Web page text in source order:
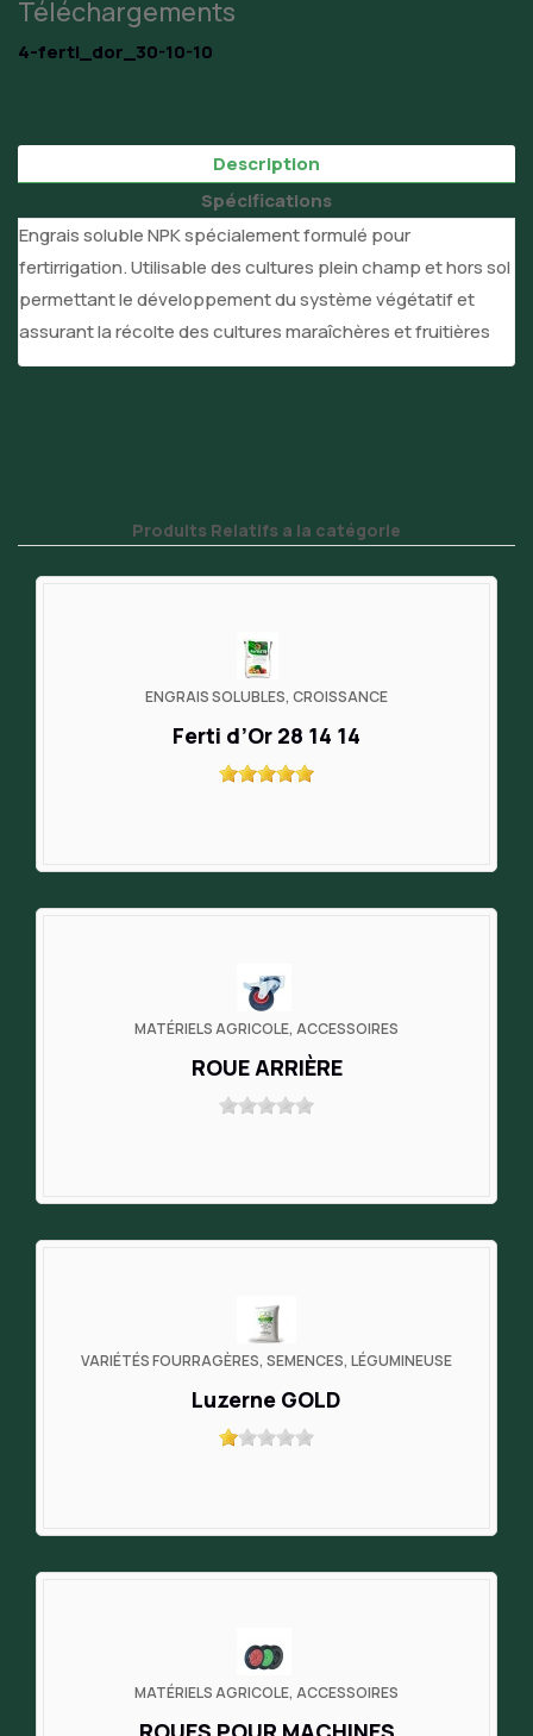
Téléchargements
4-ferti_dor_30-10-10
Description
Spécifications
Engrais soluble NPK spécialement formulé pour
fertirrigation. Utilisable des cultures plein champ et hors sol
permettant le développement du système végétatif et
assurant la récolte des cultures maraîchères et fruitières
Produits Relatifs a la catégorie
ENGRAIS SOLUBLES, CROISSANCE
Ferti d’Or 28 14 14
MATÉRIELS AGRICOLE, ACCESSOIRES
ROUE ARRIÈRE
VARIÉTÉS FOURRAGÈRES, SEMENCES, LÉGUMINEUSE
Luzerne GOLD
MATÉRIELS AGRICOLE, ACCESSOIRES